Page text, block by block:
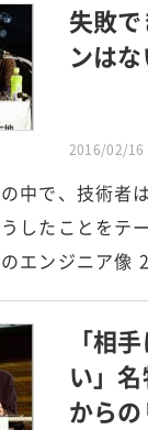
失敗
ンは
2016/02/16
中で、技術者
したことをテ
のエンジニア
「相
い」
から